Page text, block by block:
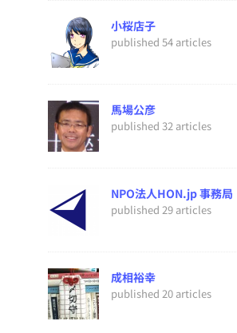
小桜店子
published 54 articles
馬場公彦
published 32 articles
NPO法人HON.jp 事務局
published 29 articles
成相裕幸
published 20 articles